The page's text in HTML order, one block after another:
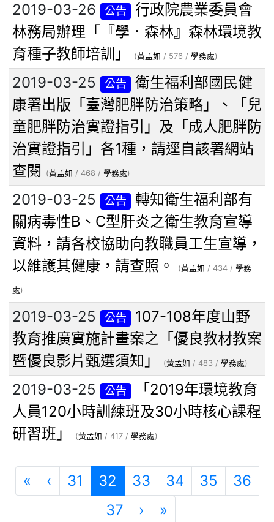
2019-03-26 公告
行政院農業委員會
林務局辦理「『學．森林』森林環境教
育種子教師培訓」
(黃孟如 / 576 / 學務處)
2019-03-25 公告
衛生福利部國民健
康署出版「臺灣肥胖防治策略」、「兒
童肥胖防治實證指引」及「成人肥胖防
治實證指引」各1種，請逕自該署網站
查閱
(黃孟如 / 468 / 學務處)
2019-03-25 公告
轉知衛生福利部有
關病毒性B、C型肝炎之衛生教育宣導
資料，請各校協助向教職員工生宣導，
以維護其健康，請查照。
(黃孟如 / 434 / 學務
處)
2019-03-25 公告
107-108年度山野
教育推廣實施計畫案之「優良教材教案
暨優良影片甄選須知」
(黃孟如 / 483 / 學務處)
2019-03-25 公告
「2019年環境教育
人員120小時訓練班及30小時核心課程
研習班」
(黃孟如 / 417 / 學務處)
« 第一頁
‹ 上一頁
31 32 (目前頁次)
33 34 35
36
37
› 下一頁
»